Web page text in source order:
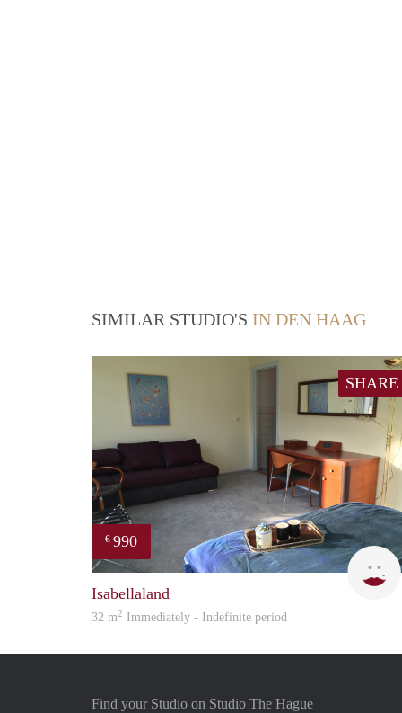
SIMILAR STUDIO'S IN DEN HAAG
SHARE
€ 990
Isabellaland
32 m2 Immediately - Indefinite period
Find your Studio on Studio The Hague